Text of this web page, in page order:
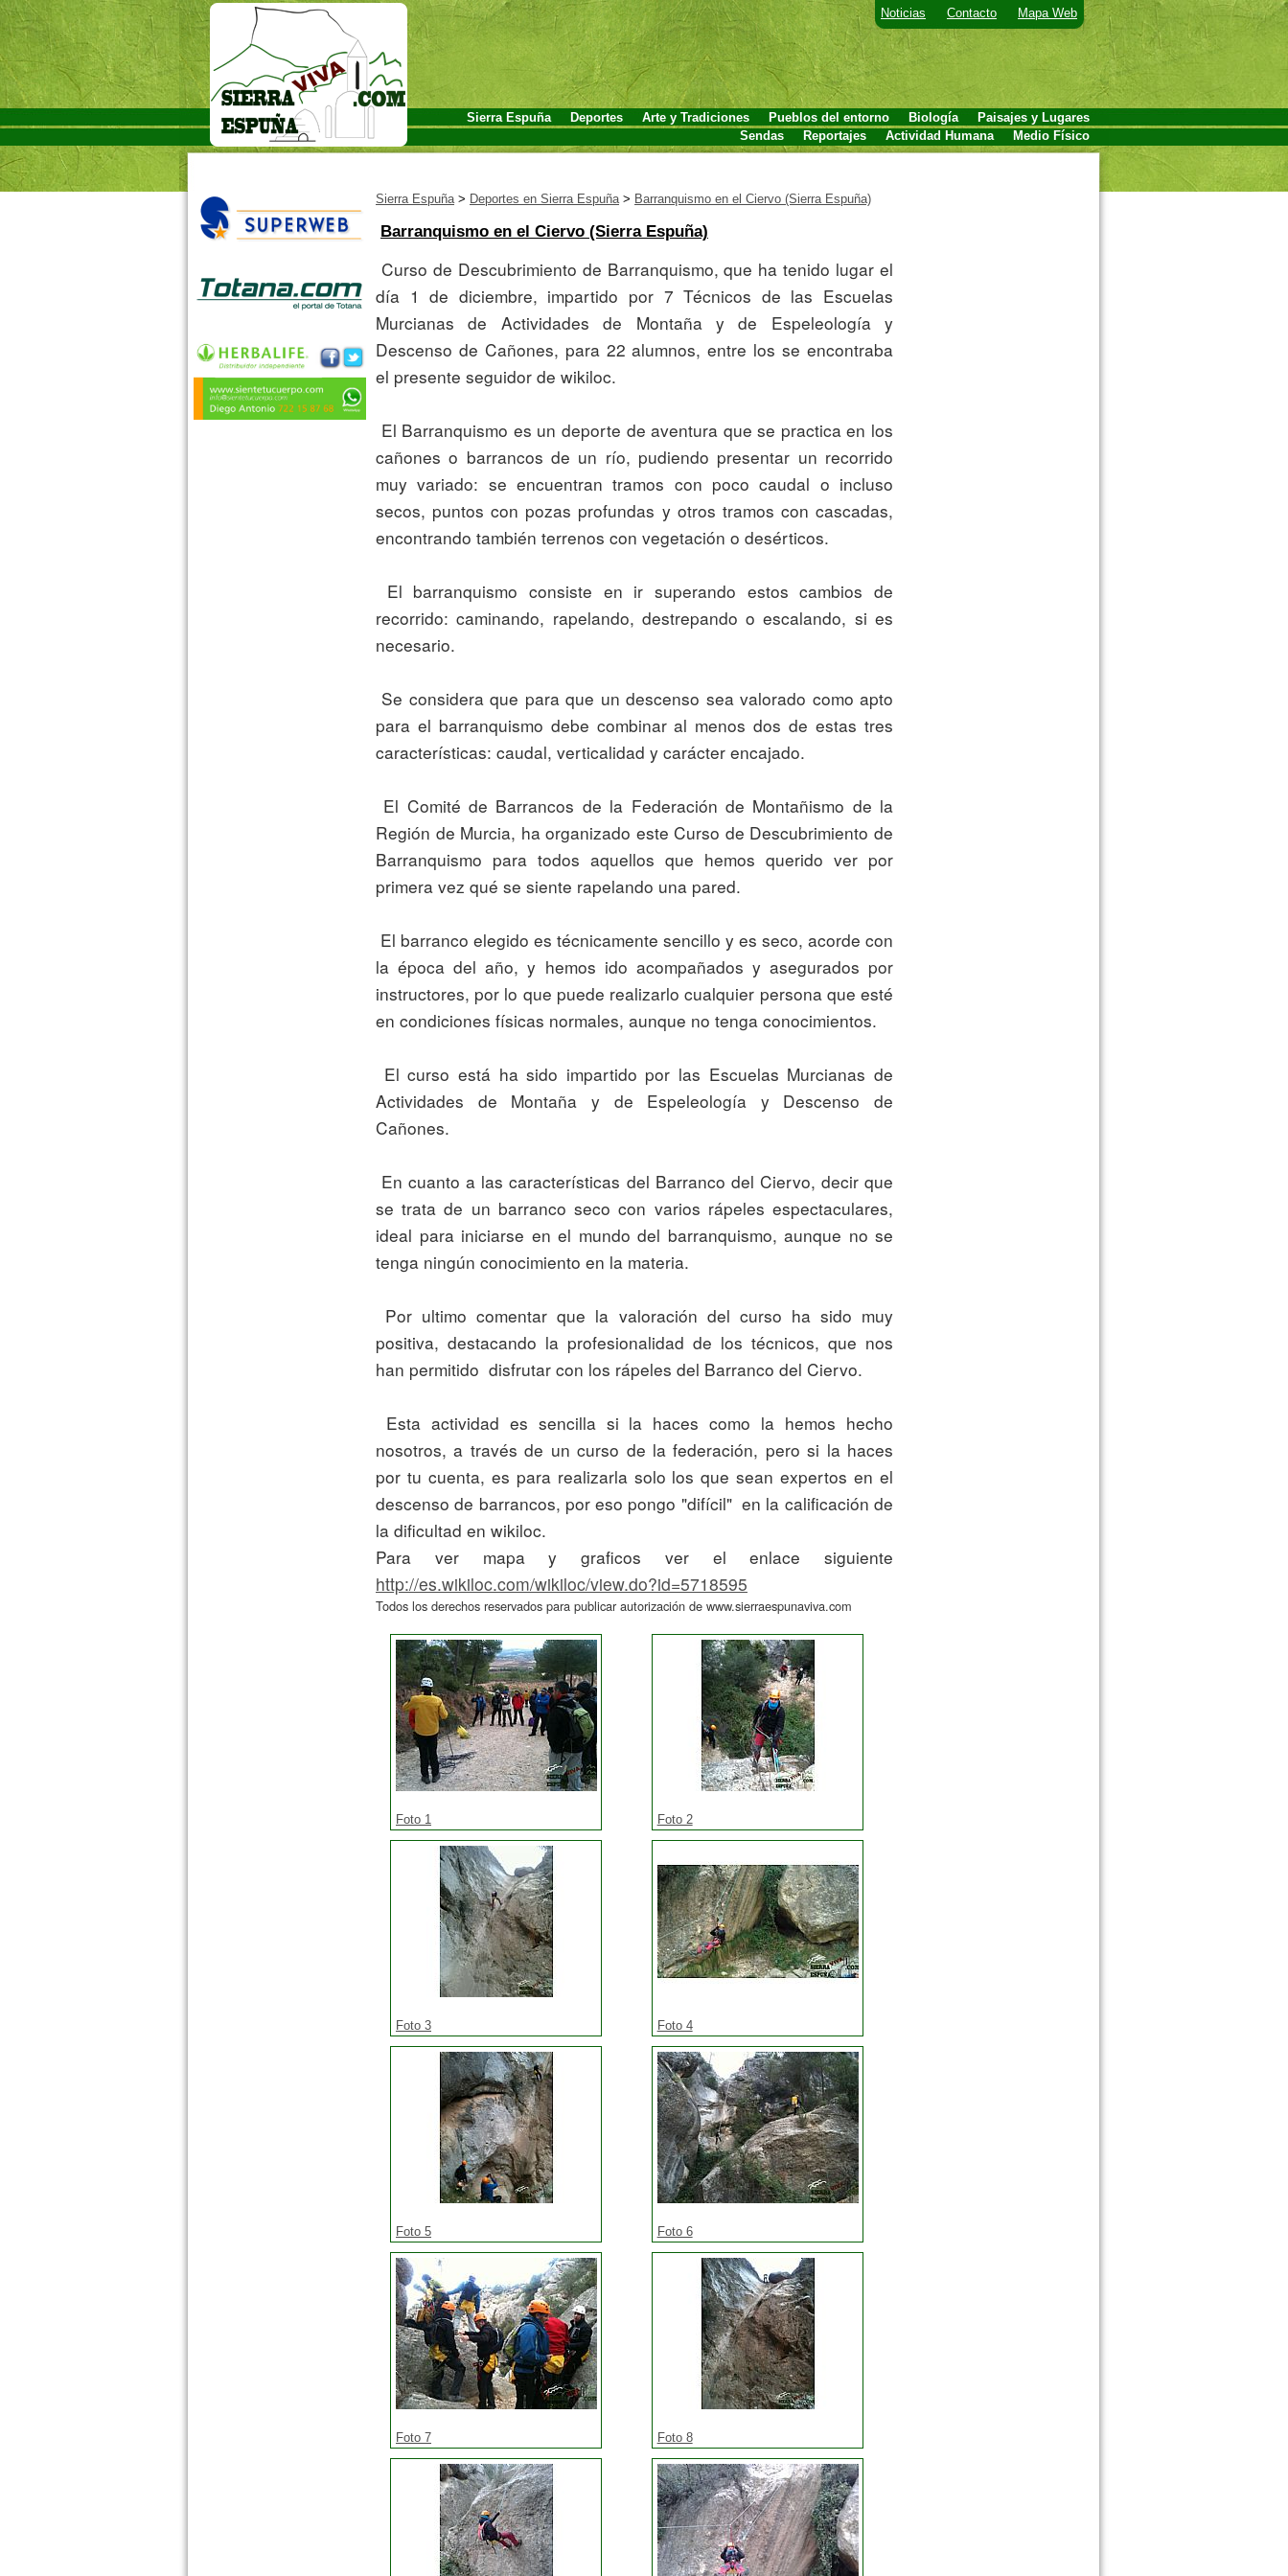
Noticias Contacto Mapa Web
Paisajes y Lugares
Biología
Pueblos del entorno
Arte y Tradiciones
Deportes
Sierra Espuña
Medio Físico
Actividad Humana
Reportajes
Sendas
Sierra Espuña> Deportes en Sierra Espuña> Barranquismo en el Ciervo (Sierra Espuña)
Barranquismo en el Ciervo (Sierra Espuña)
día 1 de diciembre, impartido por 7 Técnicos de las Escuelas
Murcianas de Actividades de Montaña y de Espeleología y
Descenso de Cañones, para 22 alumnos, entre los se encontraba
el presente seguidor de wikiloc.
cañones o barrancos de un río, pudiendo presentar un recorrido
muy variado: se encuentran tramos con poco caudal o incluso
secos, puntos con pozas profundas y otros tramos con cascadas,
encontrando también terrenos con vegetación o desérticos.
recorrido: caminando, rapelando, destrepando o escalando, si es
necesario.
para el barranquismo debe combinar al menos dos de estas tres
características: caudal, verticalidad y carácter encajado.
Región de Murcia, ha organizado este Curso de Descubrimiento de
Barranquismo para todos aquellos que hemos querido ver por
primera vez qué se siente rapelando una pared.
la época del año, y hemos ido acompañados y asegurados por
instructores, por lo que puede realizarlo cualquier persona que esté
en condiciones físicas normales, aunque no tenga conocimientos.
Actividades de Montaña y de Espeleología y Descenso de
Cañones.
se trata de un barranco seco con varios rápeles espectaculares,
ideal para iniciarse en el mundo del barranquismo, aunque no se
tenga ningún conocimiento en la materia.
positiva, destacando la profesionalidad de los técnicos, que nos
han permitido  disfrutar con los rápeles del Barranco del Ciervo.
nosotros, a través de un curso de la federación, pero si la haces
por tu cuenta, es para realizarla solo los que sean expertos en el
descenso de barrancos, por eso pongo "difícil"  en la calificación de
la dificultad en wikiloc.
http://es.wikiloc.com/wikiloc/view.do?id=5718595
Todos los derechos reservados para publicar autorización de www.sierraespunaviva.com
Foto 1 Foto 2
Foto 3 Foto 4
Foto 5 Foto 6
Foto 7 Foto 8